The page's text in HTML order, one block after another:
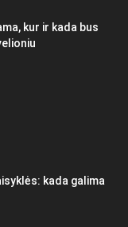
kur ir kada bus
kada galima